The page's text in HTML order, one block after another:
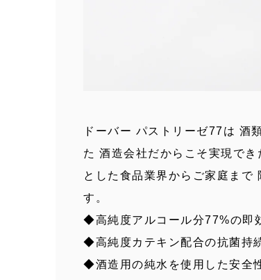
ドーバー パストリーゼ77は 酒
た 酒造会社だからこそ実現で
とした食品業界からご家庭まで
す。
◆高純度アルコール分77%の即
◆高純度カテキン配合の抗菌持
◆酒造用の純水を使用した安全